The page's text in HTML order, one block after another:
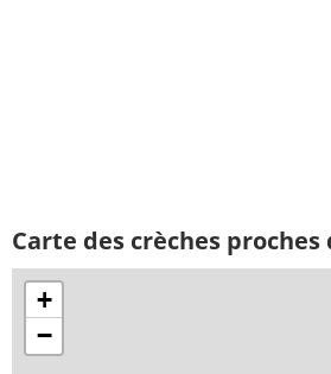
Carte des crèches proches
+
−